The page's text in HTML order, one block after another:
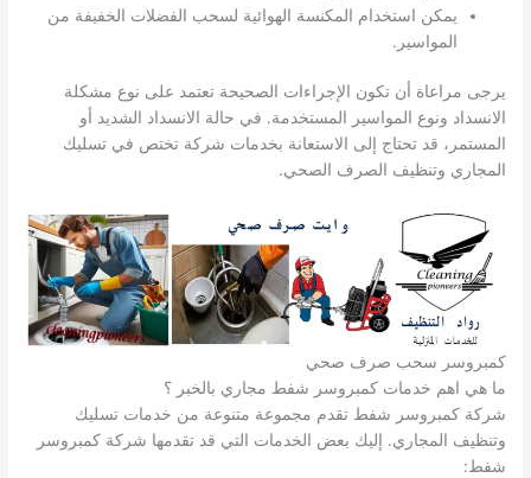
يمكن استخدام المكنسة الهوائية لسحب الفضلات الخفيفة من
المواسير.
يرجى مراعاة أن تكون الإجراءات الصحيحة تعتمد على نوع مشكلة
الانسداد ونوع المواسير المستخدمة. في حالة الانسداد الشديد أو
المستمر، قد تحتاج إلى الاستعانة بخدمات شركة تختص في تسليك
المجاري وتنظيف الصرف الصحي.
كمبروسر سحب صرف صحي
ما هي اهم خدمات كمبروسر شفط مجاري بالخبر ؟
شركة كمبروسر شفط تقدم مجموعة متنوعة من خدمات تسليك
وتنظيف المجاري. إليك بعض الخدمات التي قد تقدمها شركة كمبروسر
شفط: